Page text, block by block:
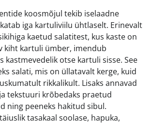
koosmõjul tekib iselaadne
iga kartuliviilu ühtlaselt. Erinevalt
kaetud salatitest, kus kaste on
kiht kartuli ümber, imendub
kastmevedelik otse kartuli sisse. See
salati, mis on üllatavalt kerge, kuid
rikkalikult. Lisaks annavad
tekstuuri krõbedaks praetud
ning peeneks hakitud sibul.
tasakaal soolase, hapuka,